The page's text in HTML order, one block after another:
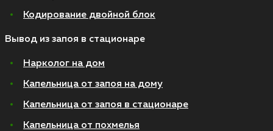
Кодирование двойной блок
Вывод из запоя в стационаре
Нарколог на дом
Капельница от запоя на дому
Капельница от запоя в стационаре
Капельница от похмелья